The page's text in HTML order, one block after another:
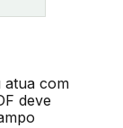
atua com
deve